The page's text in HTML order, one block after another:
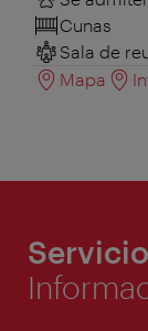
Cunas
Sala de
Mapa